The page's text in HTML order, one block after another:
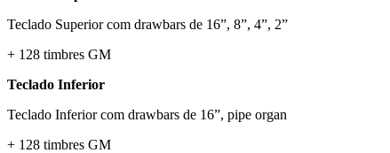
Teclado Superior com drawbars de 16”, 8”, 4”, 2”
+ 128 timbres GM
Teclado Inferior
Teclado Inferior com drawbars de 16”, pipe organ
+ 128 timbres GM